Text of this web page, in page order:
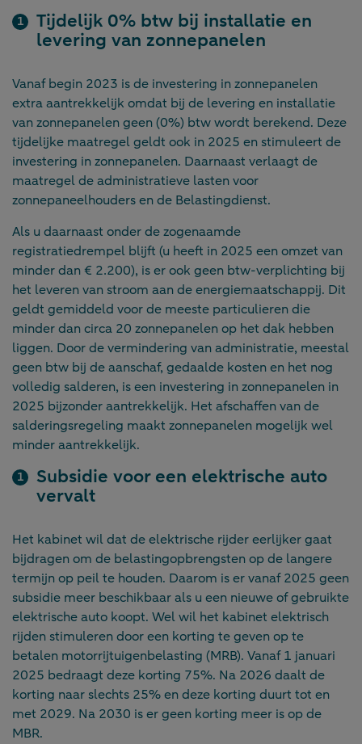
Tijdelijk 0% btw bij installatie en
levering van zonnepanelen
Vanaf begin 2023 is de investering in zonnepanelen
extra aantrekkelijk omdat bij de levering en installatie
van zonnepanelen geen (0%) btw wordt berekend. Deze
tijdelijke maatregel geldt ook in 2025 en stimuleert de
investering in zonnepanelen. Daarnaast verlaagt de
maatregel de administratieve lasten voor
zonnepaneelhouders en de Belastingdienst.
Als u daarnaast onder de zogenaamde
registratiedrempel blijft (u heeft in 2025 een omzet van
minder dan € 2.200), is er ook geen btw-verplichting bij
het leveren van stroom aan de energiemaatschappij. Dit
geldt gemiddeld voor de meeste particulieren die
minder dan circa 20 zonnepanelen op het dak hebben
liggen. Door de vermindering van administratie, meestal
geen btw bij de aanschaf, gedaalde kosten en het nog
volledig salderen, is een investering in zonnepanelen in
2025 bijzonder aantrekkelijk. Het afschaffen van de
salderingsregeling maakt zonnepanelen mogelijk wel
minder aantrekkelijk.
Subsidie voor een elektrische auto
vervalt
Het kabinet wil dat de elektrische rijder eerlijker gaat
bijdragen om de belastingopbrengsten op de langere
termijn op peil te houden. Daarom is er vanaf 2025 geen
subsidie meer beschikbaar als u een nieuwe of gebruikte
elektrische auto koopt. Wel wil het kabinet elektrisch
rijden stimuleren door een korting te geven op te
betalen motorrijtuigenbelasting (MRB). Vanaf 1 januari
2025 bedraagt deze korting 75%. Na 2026 daalt de
korting naar slechts 25% en deze korting duurt tot en
met 2029. Na 2030 is er geen korting meer is op de
MBR.